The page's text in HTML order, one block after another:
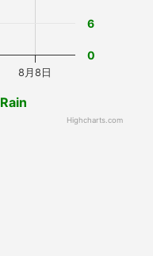
Rain
8月8日
0
6
Highcharts.com